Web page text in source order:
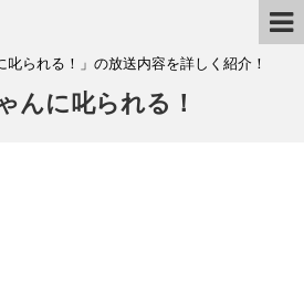
られる！」の放送内容を詳しく紹介！
んに叱られる！